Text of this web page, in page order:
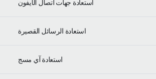
استعادة جهات اتصال الأيفون
استعادة الرسائل القصيرة
استعادة آي مسج